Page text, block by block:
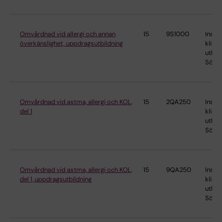
Omvårdnad vid allergi och annan
överkänslighet, uppdragsutbildning
15 9S1000
Omvårdnad vid astma, allergi och KOL,
del 1
15 2QA250
Omvårdnad vid astma, allergi och KOL,
del 1, uppdragsutbildning
15 9QA250